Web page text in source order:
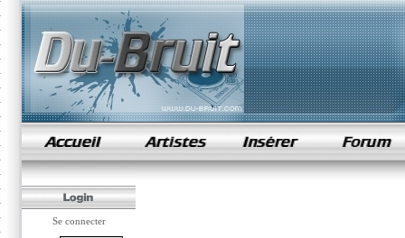
samples de rap
Se connecter